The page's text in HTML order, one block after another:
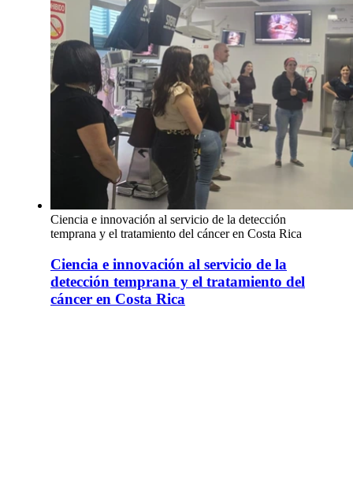
Ciencia e innovación al servicio de la detección
temprana y el tratamiento del cáncer en Costa Rica
Ciencia e innovación al servicio de la
detección temprana y el tratamiento del
cáncer en Costa Rica